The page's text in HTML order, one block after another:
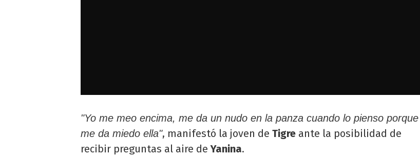
"Yo me meo encima, me da un nudo en la panza cuando lo pienso porque
me da miedo ella", manifestó la joven de Tigre ante la posibilidad de
recibir preguntas al aire de Yanina.